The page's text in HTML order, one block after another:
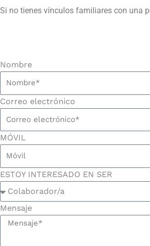
Si no tienes vínculos familiares con una
Nombre
Correo electrónico
MÓVIL
ESTOY INTERESADO EN SER
Mensaje